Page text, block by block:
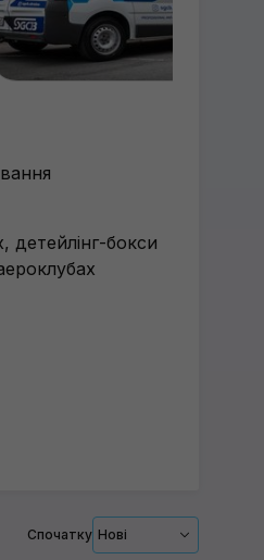
детейлінг-бокси
Спочатку Нові